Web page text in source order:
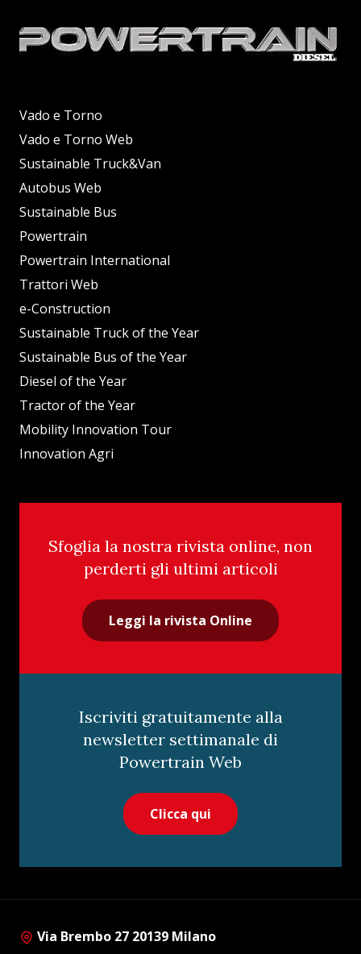
Vado e Torno
Vado e Torno Web
Sustainable Truck&Van
Autobus Web
Sustainable Bus
Powertrain
Powertrain International
Trattori Web
e-Construction
Sustainable Truck of the Year
Sustainable Bus of the Year
Diesel of the Year
Tractor of the Year
Mobility Innovation Tour
Innovation Agri
Sfoglia la nostra rivista online, non
perderti gli ultimi articoli
Leggi la rivista Online
Iscriviti gratuitamente alla
newsletter settimanale di
Powertrain Web
Clicca qui
Via Brembo 27 20139 Milano